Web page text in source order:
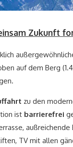
Zukunft
auf dem Berg
zu den
ist barrierefrei
TV mit allen